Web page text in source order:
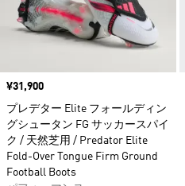
価格
¥31,900
プレデター Elite フォールディン
グシュータン FG サッカースパイ
ク / 天然芝用 / Predator Elite
Fold-Over Tongue Firm Ground
Football Boots